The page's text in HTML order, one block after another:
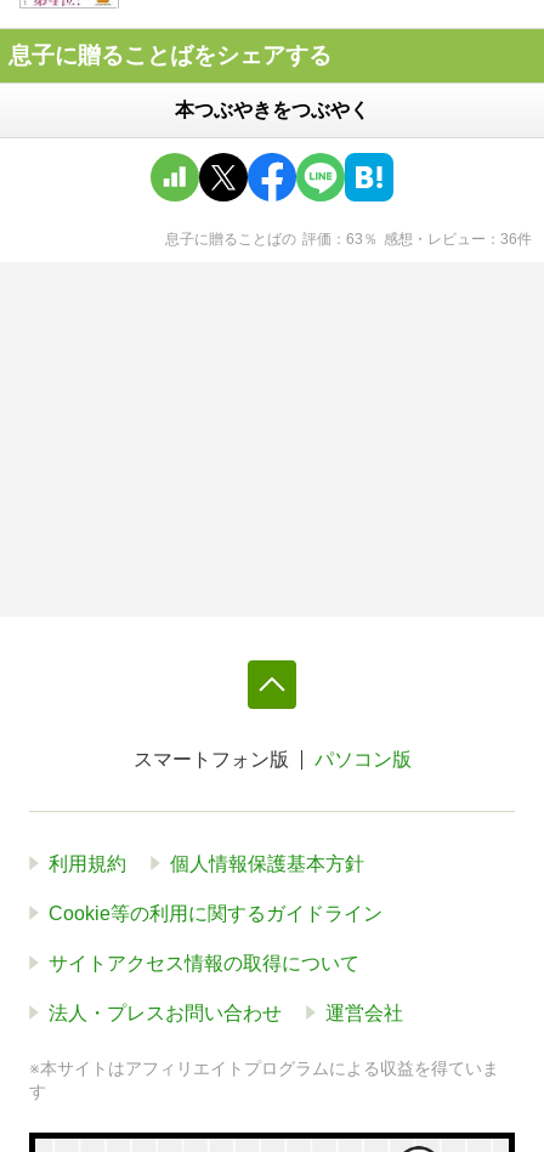
息子に贈ることばをシェアする
本つぶやきをつぶやく
息子に贈ることばの 評価 63 ％ 感想・レビュー 36件
スマートフォン版 パソコン版
利用規約 個人情報保護基本方針
Cookie等の利用に関するガイドライン
サイトアクセス情報の取得について
法人・プレスお問い合わせ 運営会社
※本サイトはアフィリエイトプログラムによる収益を得ていま
す